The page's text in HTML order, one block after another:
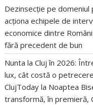
Dezinsecție pe domeniul
acționa echipele de
economice dintre
fără precedent de bun
Nunta la Cluj în 2026:
lux, cât costă o
ClujToday la Noaptea
transformă, în premieră,